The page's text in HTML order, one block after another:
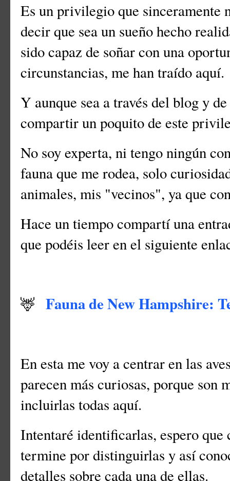
Es un privilegio que sinceramente
decir que sea un sueño hecho
sido capaz de soñar con una
circunstancias, me han traído aquí.
Y aunque sea a través del blog y
compartir un poquito de este
No soy experta, ni tengo ningún
fauna que me rodea, solo
animales, mis "vecinos", ya que
Hace un tiempo compartí una
que podéis leer en el siguiente
🦌 Fauna de New Hampshire:
En esta me voy a centrar en las
parecen más curiosas, porque son
incluirlas todas aquí.
Intentaré identificarlas, espero que
termine por distinguirlas y así
detalles sobre cada una de ellas.